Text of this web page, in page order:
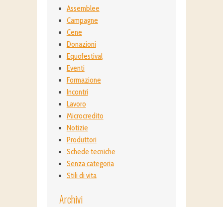
Assemblee
Campagne
Cene
Donazioni
Equofestival
Eventi
Formazione
Incontri
Lavoro
Microcredito
Notizie
Produttori
Schede tecniche
Senza categoria
Stili di vita
Archivi